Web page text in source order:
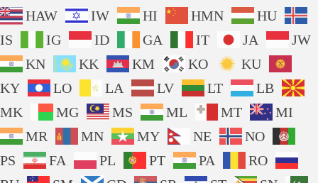
HAW
IW HI HMN
HU
IS
IG ID GA IT JA
JW
KN
KK KM KO
KU
KY
LO LA LV LT
LB
MK
MG MS ML MT
MI
MR
MN MY NE
NO
PS
FA PL PT PA
RO